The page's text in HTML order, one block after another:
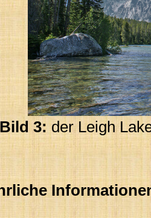
Bild 3: der Leigh